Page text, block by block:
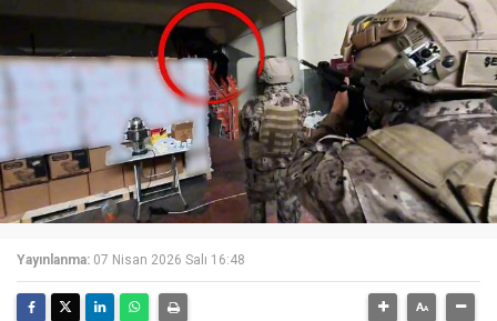
Yayınlanma: 07 Nisan 2026 Salı 16:48